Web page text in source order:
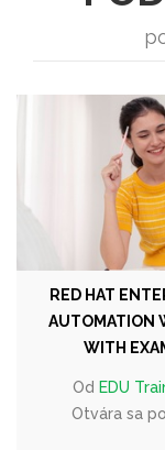
RED HAT
AUTOMATION
WITH
Od EDU
Otvára sa